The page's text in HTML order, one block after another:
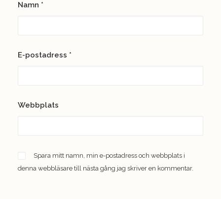
Namn *
E-postadress *
Webbplats
Spara mitt namn, min e-postadress och webbplats i
denna webbläsare till nästa gång jag skriver en kommentar.